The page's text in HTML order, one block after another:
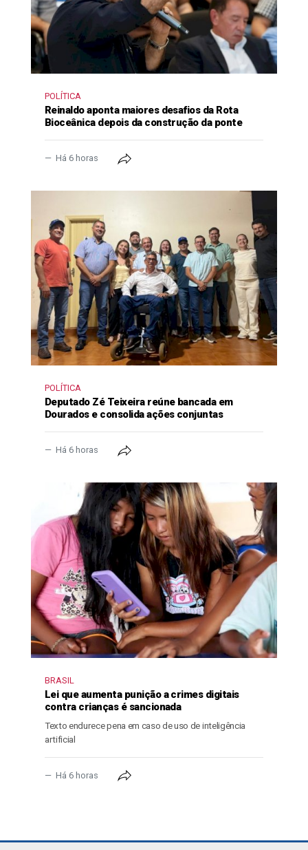
POLÍTICA
Reinaldo aponta maiores desafios da Rota
Bioceânica depois da construção da ponte
Há 6 horas
POLÍTICA
Deputado Zé Teixeira reúne bancada em
Dourados e consolida ações conjuntas
Há 6 horas
BRASIL
Lei que aumenta punição a crimes digitais
contra crianças é sancionada
Texto endurece pena em caso de uso de inteligência
artificial
Há 6 horas